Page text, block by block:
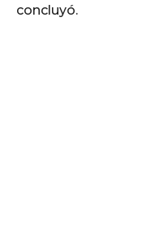
concluyó.